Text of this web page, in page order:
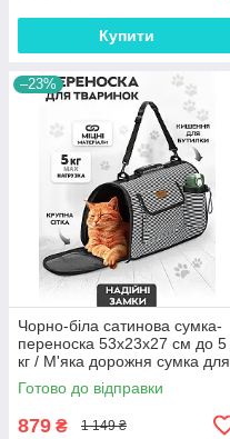
Купити
–23%
Чорно-біла сатинова сумка-
переноска 53x23x27 см до 5
кг / М'яка дорожня сумка для
комфортних подорожей з
тваринами
Готово до відправки
879 ₴ 1 149 ₴